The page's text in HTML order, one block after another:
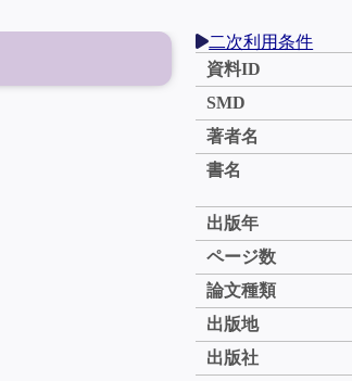
二次利用条件
資料ID
SMD
著者名
書名
出版年
ページ数
論文種類
出版地
出版社